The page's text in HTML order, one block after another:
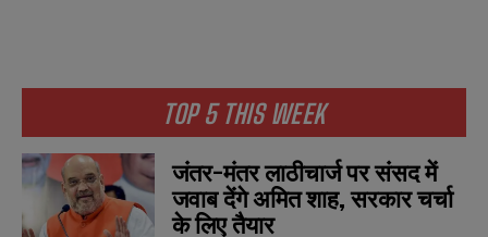
TOP 5 THIS WEEK
जंतर-मंतर लाठीचार्ज पर संसद में
जवाब देंगे अमित शाह, सरकार चर्चा
के लिए तैयार